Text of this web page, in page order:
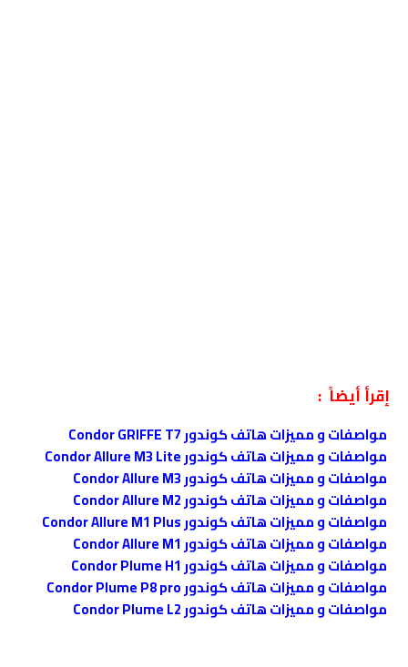
إقرأ أيضاً :
مواصفات و مميزات هاتف كوندور Condor GRIFFE T7
مواصفات و مميزات هاتف كوندور Condor Allure M3 Lite
مواصفات و مميزات هاتف كوندور Condor Allure M3
مواصفات و مميزات هاتف كوندور Condor Allure M2
مواصفات و مميزات هاتف كوندور Condor Allure M1 Plus
مواصفات و مميزات هاتف كوندور Condor Allure M1
مواصفات و مميزات هاتف كوندور Condor Plume H1
مواصفات و مميزات هاتف كوندور Condor Plume P8 pro
مواصفات و مميزات هاتف كوندور Condor Plume L2